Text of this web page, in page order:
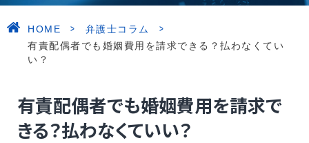
HOME > 弁護士コラム >
有責配偶者でも婚姻費用を請求できる？払わなくてい
い？
有責配偶者でも婚姻費用を請求で
きる？払わなくていい？